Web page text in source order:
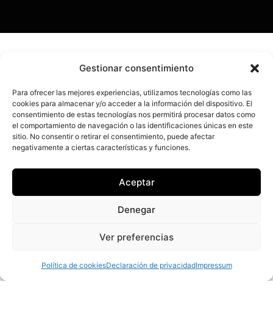
Gestionar consentimiento
Para ofrecer las mejores experiencias, utilizamos tecnologías como las
cookies para almacenar y/o acceder a la información del dispositivo. El
consentimiento de estas tecnologías nos permitirá procesar datos como
el comportamiento de navegación o las identificaciones únicas en este
sitio. No consentir o retirar el consentimiento, puede afectar
negativamente a ciertas características y funciones.
Aceptar
Denegar
Ver preferencias
Política de cookiesDeclaración de privacidadImpressum